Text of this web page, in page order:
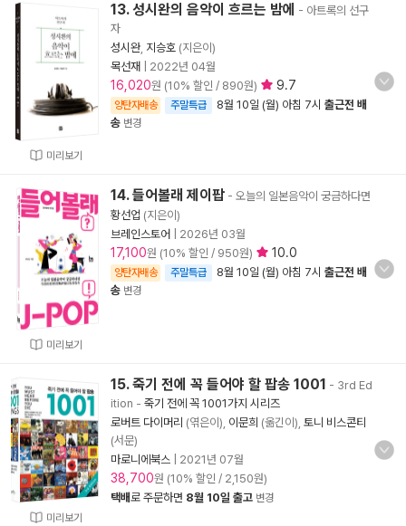
미리보기
13. 성시완의 음악이 흐르는 밤에 - 아트록의 선구
자
성시완, 지승호 (지은이)
목선재
2022년 04월
16,020원 (10% 할인 / 890원) 9.7
양탄자배송 주말특급 8월 10일 (월) 아침 7시 출근전 배
송 변경
미리보기
14. 들어볼래 제이팝 - 오늘의 일본음악이 궁금하다면
황선업 (지은이)
브레인스토어
2026년 03월
17,100원 (10% 할인 / 950원) 10.0
양탄자배송 주말특급 8월 10일 (월) 아침 7시 출근전 배
송 변경
미리보기
15. 죽기 전에 꼭 들어야 할 팝송 1001 - 3rd Ed
ition - 죽기 전에 꼭 1001가지 시리즈
로버트 다이머리 (엮은이), 이문희 (옮긴이), 토니 비스콘티
(서문)
마로니에북스
2021년 07월
38,700원 (10% 할인 / 2,150원)
택배로 주문하면 8월 10일 출고 변경